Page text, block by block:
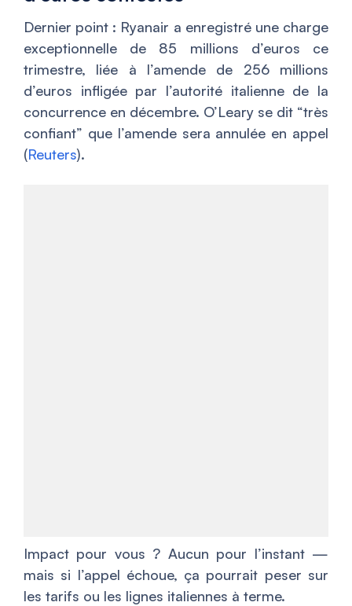
Dernier point : Ryanair a enregistré une charge
exceptionnelle de 85 millions d’euros ce
trimestre, liée à l’amende de 256 millions
d’euros infligée par l’autorité italienne de la
concurrence en décembre. O’Leary se dit “très
confiant” que l’amende sera annulée en appel
(Reuters).
Impact pour vous ? Aucun pour l’instant —
mais si l’appel échoue, ça pourrait peser sur
les tarifs ou les lignes italiennes à terme.